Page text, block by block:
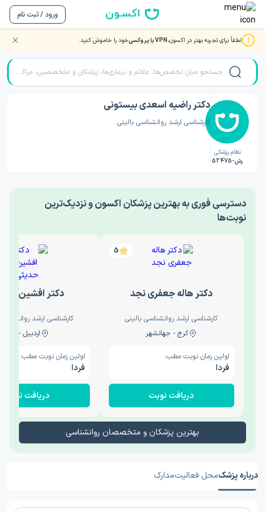
ورود / ثبت نام
لطفاً برای تجربه بهتر در اکسون،VPN یا پروکسی خود را خاموش کنید. صفحه اصلی/دکتر روانشناسی/دکتر راضیه اسعدی بیستونی
نظام پزشکی
رش-52475
دکتر راضیه اسعدی بیستونی
کارشناسی ارشد روانشناسی بالینی
‎دسترسی فوری به بهترین پزشکان اکسون و نزدیک‌ترین
نوبت‌ها
5
دکتر هاله جعفری نجد
کارشناسی ارشد روانشناسی بالینی
کرج - جهانشهر
اولین زمان نوبت مطب:
فردا
دریافت نوبت
دکتر افشین
کارشناسی ارشد
اردبیل - والی
اولین زمان نوبت مطب:
فردا
دریافت نوبت
بهترین پزشکان و متخصصان روانشناسی
درباره پزشکمحل فعالیتمدارک